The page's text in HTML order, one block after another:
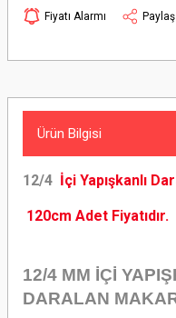
Fiyatı Alarmı
Paylaş
Ürün Bilgisi
12/4 İçi Yapışkanlı
120cm Adet Fiyatıdır.
12/4 MM İÇİ
DARALAN